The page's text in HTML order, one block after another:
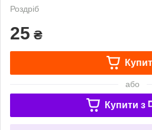
Роздріб
25 ₴
або
Купити з